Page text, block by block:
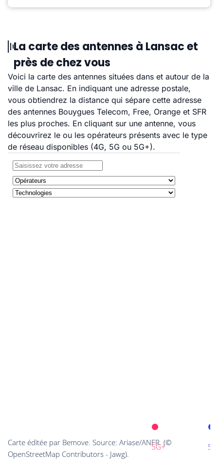
La carte des antennes à Lansac et
près de chez vous
Voici la carte des antennes situées dans et autour de la
ville de Lansac. En indiquant une adresse postale,
vous obtiendrez la distance qui sépare cette adresse
des antennes Bouygues Telecom, Free, Orange et SFR
les plus proches. En cliquant sur une antenne, vous
découvrirez le ou les opérateurs présents avec le type
de réseau disponibles (4G, 5G ou 5G+).